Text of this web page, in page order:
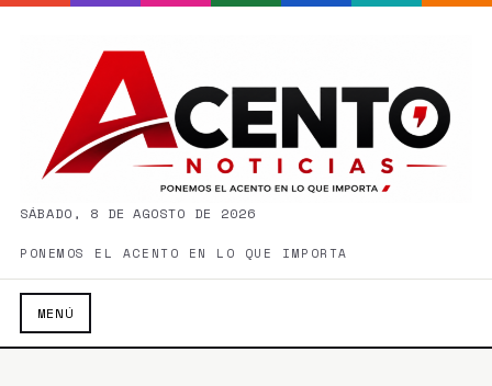
SÁBADO, 8 DE AGOSTO DE 2026
PONEMOS EL ACENTO EN LO QUE IMPORTA
MENÚ